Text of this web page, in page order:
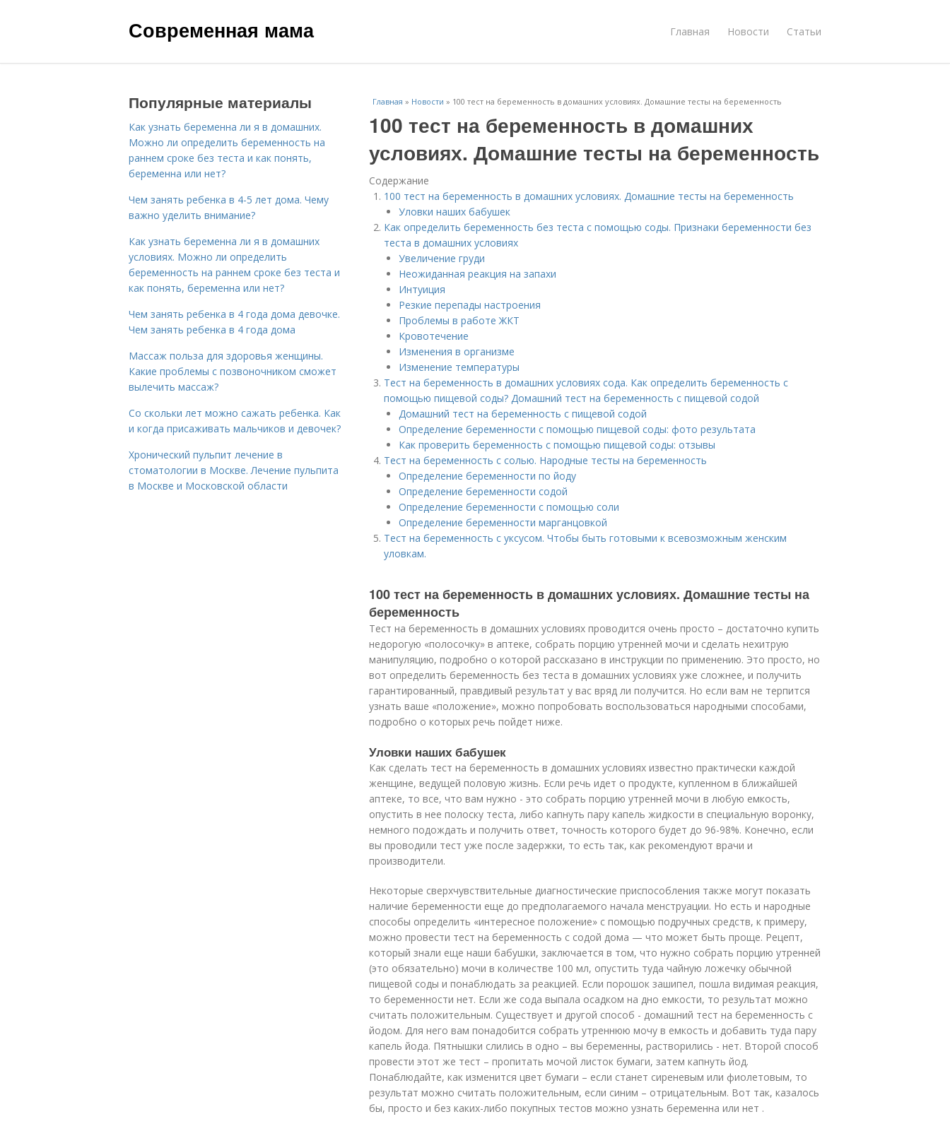
Современная мама Главная Новости Статьи
Главная » Новости » 100 тест на беременность в домашних условиях. Домашние тесты на беременность
100 тест на беременность в домашних
условиях. Домашние тесты на беременность
Содержание
100 тест на беременность в домашних условиях. Домашние тесты на беременность
Уловки наших бабушек
Как определить беременность без теста с помощью соды. Признаки беременности без
теста в домашних условиях
Увеличение груди
Неожиданная реакция на запахи
Интуиция
Резкие перепады настроения
Проблемы в работе ЖКТ
Кровотечение
Изменения в организме
Изменение температуры
Тест на беременность в домашних условиях сода. Как определить беременность с
помощью пищевой соды? Домашний тест на беременность с пищевой содой
Домашний тест на беременность с пищевой содой
Определение беременности с помощью пищевой соды: фото результата
Как проверить беременность с помощью пищевой соды: отзывы
Тест на беременность с солью. Народные тесты на беременность
Определение беременности по йоду
Определение беременности содой
Определение беременности с помощью соли
Определение беременности марганцовкой
Тест на беременность с уксусом. Чтобы быть готовыми к всевозможным женским
уловкам.
100 тест на беременность в домашних условиях. Домашние тесты на
беременность
Тест на беременность в домашних условиях проводится очень просто – достаточно купить
недорогую «полосочку» в аптеке, собрать порцию утренней мочи и сделать нехитрую
манипуляцию, подробно о которой рассказано в инструкции по применению. Это просто, но
вот определить беременность без теста в домашних условиях уже сложнее, и получить
гарантированный, правдивый результат у вас вряд ли получится. Но если вам не терпится
узнать ваше «положение», можно попробовать воспользоваться народными способами,
подробно о которых речь пойдет ниже.
Уловки наших бабушек
Как сделать тест на беременность в домашних условиях известно практически каждой
женщине, ведущей половую жизнь. Если речь идет о продукте, купленном в ближайшей
аптеке, то все, что вам нужно - это собрать порцию утренней мочи в любую емкость,
опустить в нее полоску теста, либо капнуть пару капель жидкости в специальную воронку,
немного подождать и получить ответ, точность которого будет до 96-98%. Конечно, если
вы проводили тест уже после задержки, то есть так, как рекомендуют врачи и
производители.
Некоторые сверхчувствительные диагностические приспособления также могут показать
наличие беременности еще до предполагаемого начала менструации. Но есть и народные
способы определить «интересное положение» с помощью подручных средств, к примеру,
можно провести тест на беременность с содой дома — что может быть проще. Рецепт,
который знали еще наши бабушки, заключается в том, что нужно собрать порцию утренней
(это обязательно) мочи в количестве 100 мл, опустить туда чайную ложечку обычной
пищевой соды и понаблюдать за реакцией. Если порошок зашипел, пошла видимая реакция,
то беременности нет. Если же сода выпала осадком на дно емкости, то результат можно
считать положительным. Существует и другой способ - домашний тест на беременность с
йодом. Для него вам понадобится собрать утреннюю мочу в емкость и добавить туда пару
капель йода. Пятнышки слились в одно – вы беременны, растворились - нет. Второй способ
провести этот же тест – пропитать мочой листок бумаги, затем капнуть йод.
Понаблюдайте, как изменится цвет бумаги – если станет сиреневым или фиолетовым, то
результат можно считать положительным, если синим – отрицательным. Вот так, казалось
бы, просто и без каких-либо покупных тестов можно узнать беременна или нет .
Популярные материалы
Как узнать беременна ли я в домашних.
Можно ли определить беременность на
раннем сроке без теста и как понять,
беременна или нет?
Чем занять ребенка в 4-5 лет дома. Чему
важно уделить внимание?
Как узнать беременна ли я в домашних
условиях. Можно ли определить
беременность на раннем сроке без теста и
как понять, беременна или нет?
Чем занять ребенка в 4 года дома девочке.
Чем занять ребенка в 4 года дома
Массаж польза для здоровья женщины.
Какие проблемы с позвоночником сможет
вылечить массаж?
Со скольки лет можно сажать ребенка. Как
и когда присаживать мальчиков и девочек?
Хронический пульпит лечение в
стоматологии в Москве. Лечение пульпита
в Москве и Московской области